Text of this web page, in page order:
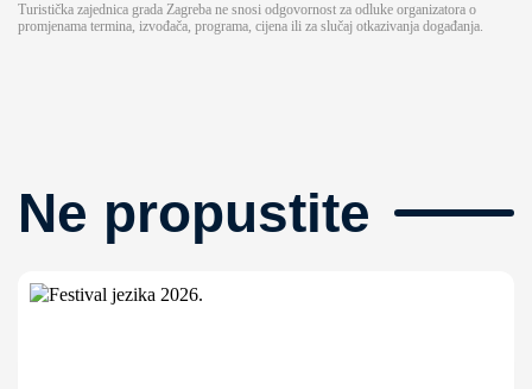
Turistička zajednica grada Zagreba ne snosi odgovornost za odluke organizatora o
promjenama termina, izvođača, programa, cijena ili za slučaj otkazivanja događanja.
Ne propustite